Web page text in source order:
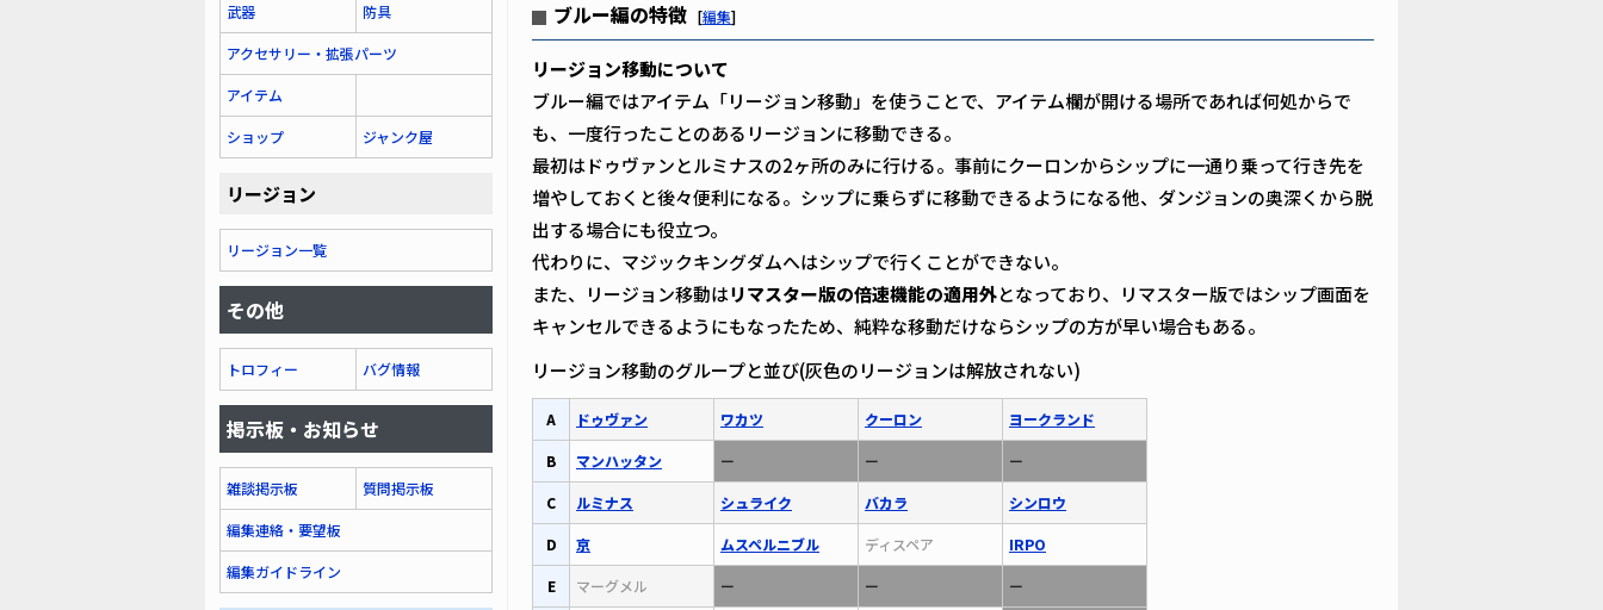
ブルー編の特徴 [編集]
リージョン移動について
ブルー編ではアイテム「リージョン移動」を使うことで、アイテム欄が開ける場所であれば何処からで
も、一度行ったことのあるリージョンに移動できる。
最初はドゥヴァンとルミナスの2ヶ所のみに行ける。事前にクーロンからシップに一通り乗って行き先を
増やしておくと後々便利になる。シップに乗らずに移動できるようになる他、ダンジョンの奥深くから脱
出する場合にも役立つ。
代わりに、マジックキングダムへはシップで行くことができない。
また、リージョン移動はリマスター版の倍速機能の適用外となっており、リマスター版ではシップ画面を
キャンセルできるようにもなったため、純粋な移動だけならシップの方が早い場合もある。
リージョン移動のグループと並び(灰色のリージョンは解放されない)
A ドゥヴァン ワカツ クーロン ヨークランド
B マンハッタン ー ー ー
C ルミナス シュライク バカラ シンロウ
D 京 ムスペルニブル ディスペア IRPO
E マーグメル ー ー ー
武器 防具
アクセサリー・拡張パーツ
アイテム
ショップ ジャンク屋
リージョン
リージョン一覧
その他
トロフィー バグ情報
掲示板・お知らせ
雑談掲示板 質問掲示板
編集連絡・要望板
編集ガイドライン